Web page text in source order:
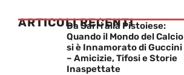
ARTICOLI RECENTI
Da Sarri alla Pistoiese:
Quando il Mondo del Calcio
si è Innamorato di Guccini
– Amicizie, Tifosi e Storie
Inaspettate